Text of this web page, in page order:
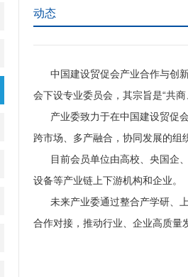
动态
中国建设贸促会产业合作与创新
会下设专业委员会，其宗旨是“共商
产业委致力于在中国建设贸促会
跨市场、多产融合，协同发展的组
目前会员单位由高校、央国企、
设备等产业链上下游机构和企业。
未来产业委通过整合产学研、上
合作对接，推动行业、企业高质量